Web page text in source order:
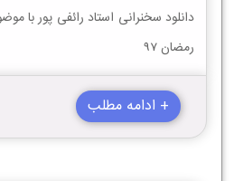
رمضان 97
+ ادامه مطلب